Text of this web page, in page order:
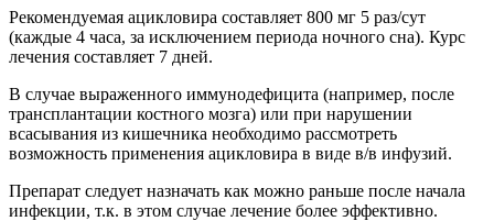
Рекомендуемая ацикловира составляет 800 мг 5 раз/сут
(каждые 4 часа, за исключением периода ночного сна). Курс
лечения составляет 7 дней.
В случае выраженного иммунодефицита (например, после
трансплантации костного мозга) или при нарушении
всасывания из кишечника необходимо рассмотреть
возможность применения ацикловира в виде в/в инфузий.
Препарат следует назначать как можно раньше после начала
инфекции, т.к. в этом случае лечение более эффективно.